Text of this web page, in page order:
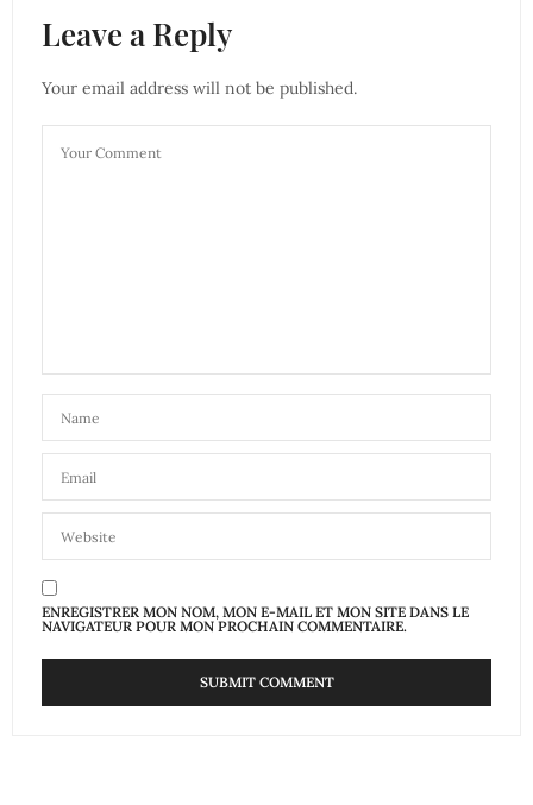
Leave a Reply
Your email address will not be published.
ENREGISTRER MON NOM, MON E-MAIL ET MON SITE DANS LE
NAVIGATEUR POUR MON PROCHAIN COMMENTAIRE.